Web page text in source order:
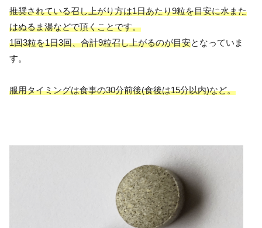
推奨されている召し上がり方は1日あたり9粒を目安に水また
はぬるま湯などで頂くことです。
1回3粒を1日3回、合計9粒召し上がるのが目安となっていま
す。
服用タイミングは食事の30分前後(食後は15分以内)など。